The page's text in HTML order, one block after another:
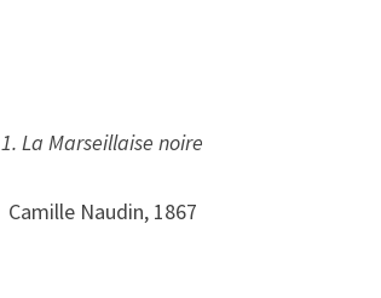
1. La Marseillaise noire
Camille Naudin, 1867